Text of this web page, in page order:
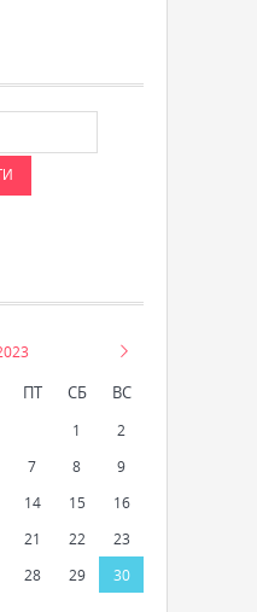
ПТ СБ ВС
1
2
7 8
9
14 15
16
21 22
23
28 29
30